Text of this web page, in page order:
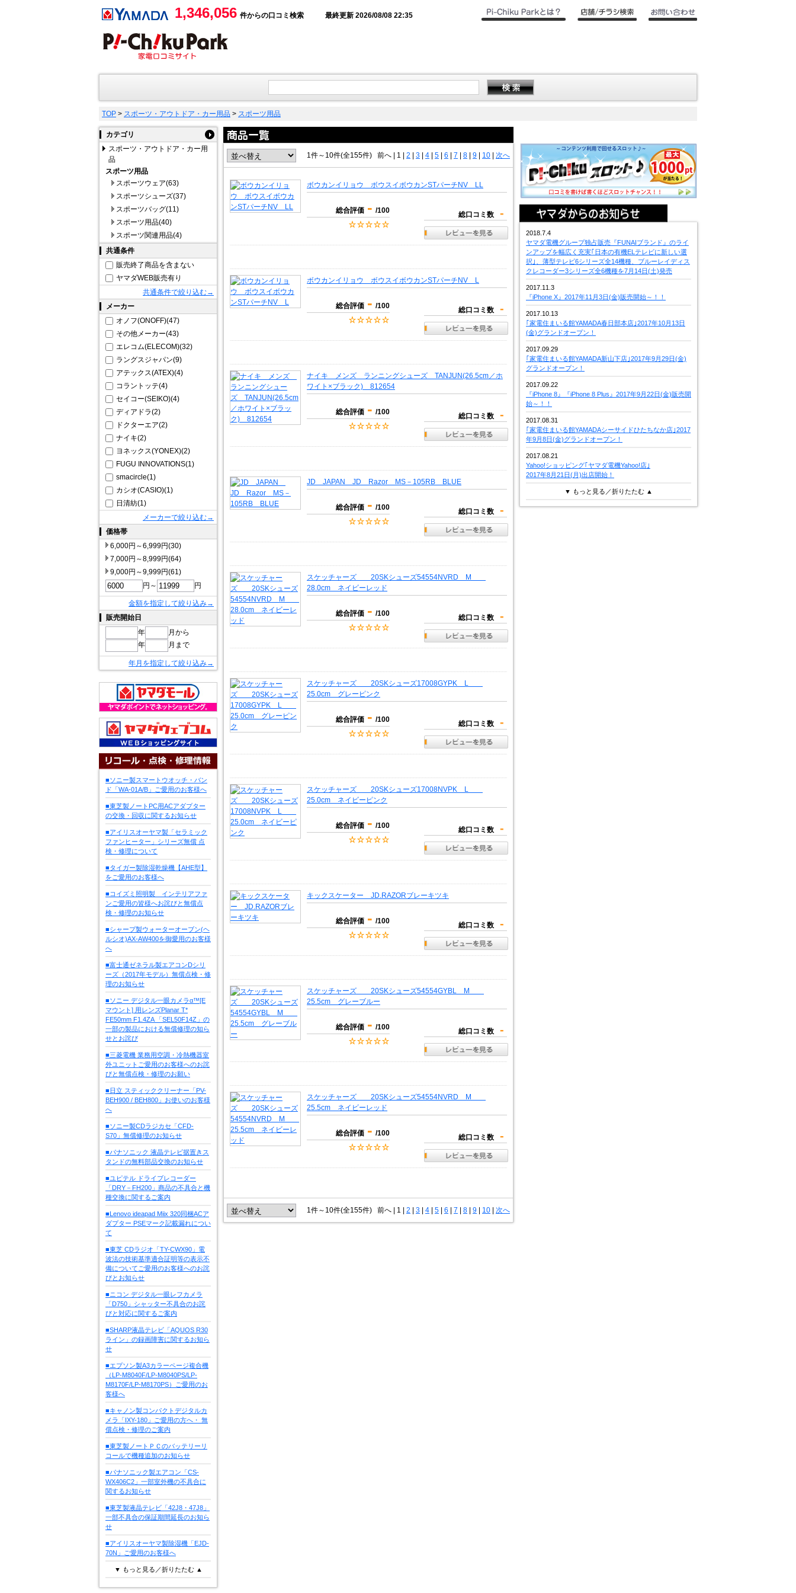
1,346,056 件からの口コミ検索 最終更新 2026/08/08 22:35
TOP > スポーツ・アウトドア・カー用品 > スポーツ用品
カテゴリ
スポーツ・アウトドア・カー用
品
スポーツ用品
スポーツウェア(63)
スポーツシューズ(37)
スポーツバッグ(11)
スポーツ用品(40)
スポーツ関連用品(4)
共通条件
販売終了商品を含まない
ヤマダWEB販売有り
共通条件で絞り込む→
メーカー
オノフ(ONOFF)(47)
その他メーカー(43)
エレコム(ELECOM)(32)
ラングスジャパン(9)
アテックス(ATEX)(4)
コラントッテ(4)
セイコー(SEIKO)(4)
ディアドラ(2)
ドクターエア(2)
ナイキ(2)
ヨネックス(YONEX)(2)
FUGU INNOVATIONS(1)
smacircle(1)
カシオ(CASIO)(1)
日清紡(1)
メーカーで絞り込む→
価格帯
6,000円～6,999円(30)
7,000円～8,999円(64)
9,000円～9,999円(61)
円～
円
金額を指定して絞り込み→
販売開始日
年
月から
年
月まで
年月を指定して絞り込み→
■ソニー製スマートウオッチ・バン
ド「WA-01A/B」ご愛用のお客様へ
■東芝製ノートPC用ACアダプター
の交換・回収に関するお知らせ
■アイリスオーヤマ製「セラミック
ファンヒーター」シリーズ無償 点
検・修理について
■タイガー製除湿乾燥機【AHE型】
をご愛用のお客様へ
■コイズミ照明製 インテリアファ
ンご愛用の皆様へお詫びと無償点
検・修理のお知らせ
■シャープ製ウォーターオーブン(ヘ
ルシオ)AX-AW400を御愛用のお客様
へ
■富士通ゼネラル製エアコンDシリ
ーズ（2017年モデル）無償点検・修
理のお知らせ
■ソニー デジタル一眼カメラα™[E
マウント] 用レンズPlanar T*
FE50mm F1.4ZA 「SEL50F14Z」の
一部の製品における無償修理の知ら
せとお詫び
■三菱電機 業務用空調・冷熱機器室
外ユニットご愛用のお客様へのお詫
びと無償点検・修理のお願い
■日立 スティッククリーナー「PV-
BEH900 / BEH800」お使いのお客様
へ
■ソニー製CDラジカセ「CFD-
S70」無償修理のお知らせ
■パナソニック 液晶テレビ据置きス
タンドの無料部品交換のお知らせ
■ユピテル ドライブレコーダー
「DRY－FH200」商品の不具合と機
種交換に関するご案内
■Lenovo ideapad Miix 320同梱ACア
ダプター PSEマーク記載漏れについ
て
■東芝 CDラジオ「TY-CWX90」電
波法の技術基準適合証明等の表示不
備についてご愛用のお客様へのお詫
びとお知らせ
■ニコン デジタル一眼レフカメラ
「D750」シャッター不具合のお詫
びと対応に関するご案内
■SHARP液晶テレビ「AQUOS R30
ライン」の録画障害に関するお知ら
せ
■エプソン製A3カラーページ複合機
（LP-M8040F/LP-M8040PS/LP-
M8170F/LP-M8170PS）ご愛用のお
客様へ
■キャノン製コンパクトデジタルカ
メラ「IXY-180」ご愛用の方へ・ 無
償点検・修理のご案内
■東芝製ノートＰＣのバッテリーリ
コールで機種追加のお知らせ
■パナソニック製エアコン「CS-
WX406C2」一部室外機の不具合に
関するお知らせ
■東芝製液晶テレビ「42J8・47J8」
一部不具合の保証期間延長のお知ら
せ
■アイリスオーヤマ製除湿機「EJD-
70N」ご愛用のお客様へ
▼ もっと見る／折りたたむ ▲
1件～10件(全155件) 前へ 1 | 2 3 4 5 6 7 8 9 10 次へ
ボウカンイリョウ ボウスイボウカンSTパーチNV LL
総合評価 - /100 総口コミ数 -
ボウカンイリョウ ボウスイボウカンSTパーチNV L
総合評価 - /100 総口コミ数 -
ナイキ メンズ ランニングシューズ TANJUN(26.5cm／ホ
ワイト×ブラック) 812654
総合評価 - /100 総口コミ数 -
JD JAPAN JD Razor MS－105RB BLUE
総合評価 - /100 総口コミ数 -
スケッチャーズ 20SKシューズ54554NVRD M
28.0cm ネイビーレッド
総合評価 - /100 総口コミ数 -
スケッチャーズ 20SKシューズ17008GYPK L
25.0cm グレーピンク
総合評価 - /100 総口コミ数 -
スケッチャーズ 20SKシューズ17008NVPK L
25.0cm ネイビーピンク
総合評価 - /100 総口コミ数 -
キックスケーター JD.RAZORブレーキツキ
総合評価 - /100 総口コミ数 -
スケッチャーズ 20SKシューズ54554GYBL M
25.5cm グレーブルー
総合評価 - /100 総口コミ数 -
スケッチャーズ 20SKシューズ54554NVRD M
25.5cm ネイビーレッド
総合評価 - /100 総口コミ数 -
1件～10件(全155件) 前へ 1 | 2 3 4 5 6 7 8 9 10 次へ
2018.7.4
ヤマダ電機グループ独占販売『FUNAIブランド』のライ
ンアップを幅広く充実｢日本の有機ELテレビに新しい選
択｣、薄型テレビ6シリーズ全14機種、ブルーレイディス
クレコーダー3シリーズ全6機種を7月14日(土)発売
2017.11.3
『iPhone X』2017年11月3日(金)販売開始～！！
2017.10.13
｢家電住まいる館YAMADA春日部本店｣2017年10月13日
(金)グランドオープン！
2017.09.29
｢家電住まいる館YAMADA新山下店｣2017年9月29日(金)
グランドオープン！
2017.09.22
『iPhone 8』『iPhone 8 Plus』2017年9月22日(金)販売開
始～！！
2017.08.31
｢家電住まいる館YAMADAシーサイドひたちなか店｣2017
年9月8日(金)グランドオープン！
2017.08.21
Yahoo!ショッピング｢ヤマダ電機Yahoo!店｣
2017年8月21日(月)出店開始！
▼ もっと見る／折りたたむ ▲